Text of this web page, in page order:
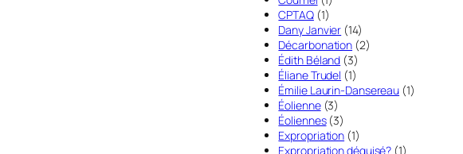
CPTAQ(1)
Dany Janvier (14)
Décarbonation (2)
Édith Béland (3)
Éliane Trudel (1)
Émilie Laurin-Dansereau (1)
Éolienne(3)
Éoliennes(3)
Expropriation (1)
Expropriation déguisé? (1)